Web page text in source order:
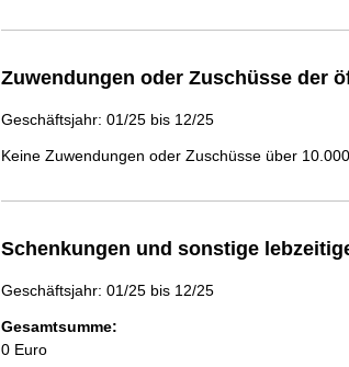
Zuwendungen oder Zuschüsse der
Geschäftsjahr: 01/25 bis 12/25
Keine Zuwendungen oder Zuschüsse über
Schenkungen und sonstige
Geschäftsjahr: 01/25 bis 12/25
Gesamtsumme:
0 Euro